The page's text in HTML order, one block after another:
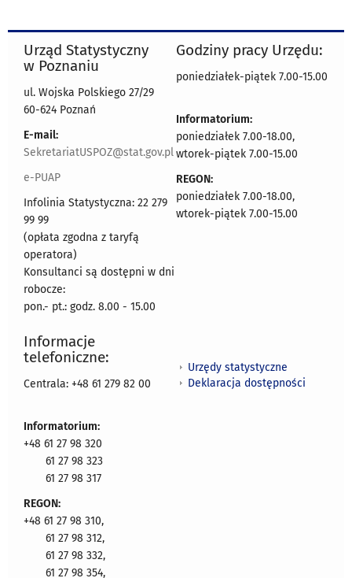
Urząd Statystyczny
w Poznaniu
ul. Wojska Polskiego 27/29
60-624 Poznań
E-mail:
SekretariatUSPOZ@stat.gov.pl
e-PUAP
Infolinia Statystyczna: 22 279
99 99
(opłata zgodna z taryfą
operatora)
Konsultanci są dostępni w dni
robocze:
pon.- pt.: godz. 8.00 - 15.00
Godziny pracy Urzędu:
poniedziałek-piątek 7.00-15.00
Informatorium:
poniedziałek 7.00-18.00,
wtorek-piątek 7.00-15.00
REGON:
poniedziałek 7.00-18.00,
wtorek-piątek 7.00-15.00
Informacje
telefoniczne:
Centrala: +48 61 279 82 00
Informatorium:
+48 61 27 98 320
61 27 98 323
61 27 98 317
REGON:
+48 61 27 98 310,
61 27 98 312,
61 27 98 332,
61 27 98 354,
Urzędy statystyczne
Deklaracja dostępności